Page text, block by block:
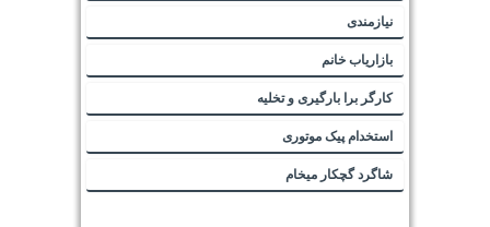
نیازمندی
بازاریاب خانم
کارگر برا بارگیری و تخلیه
استخدام پیک موتوری
شاگرد گچکار میخام